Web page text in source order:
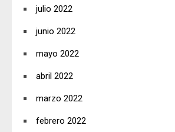
julio 2022
junio 2022
mayo 2022
abril 2022
marzo 2022
febrero 2022